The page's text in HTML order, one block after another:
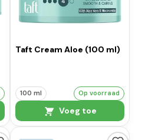
Taft Cream Aloe (100 ml)
100 ml Op voorraad
Voeg toe